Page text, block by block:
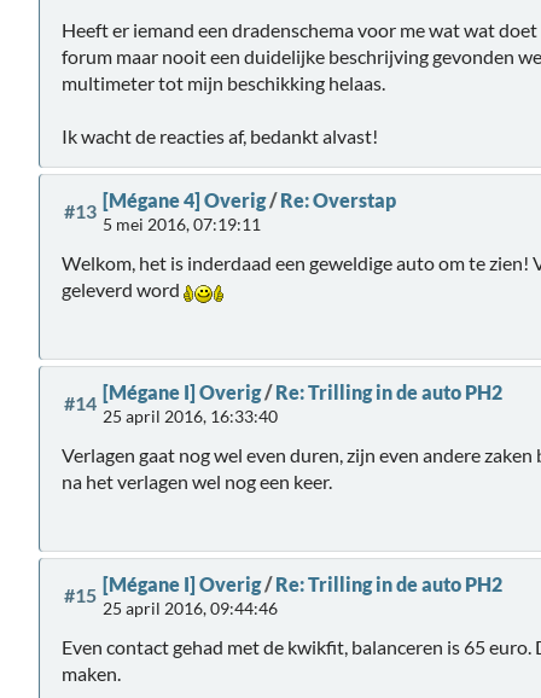
Heeft er iemand een dradenschema voor me wat wat
forum maar nooit een duidelijke beschrijving gevonden
multimeter tot mijn beschikking helaas.
Ik wacht de reacties af, bedankt alvast!
#13 [Mégane 4] Overig/Re: Overstap
5 mei 2016, 07:19:11
Welkom, het is inderdaad een geweldige auto om te zien!
geleverd word
#14 [Mégane I] Overig/Re: Trilling in de auto PH2
25 april 2016, 16:33:40
Verlagen gaat nog wel even duren, zijn even andere
na het verlagen wel nog een keer.
#15 [Mégane I] Overig/Re: Trilling in de auto PH2
25 april 2016, 09:44:46
Even contact gehad met de kwikfit, balanceren is 65
maken.